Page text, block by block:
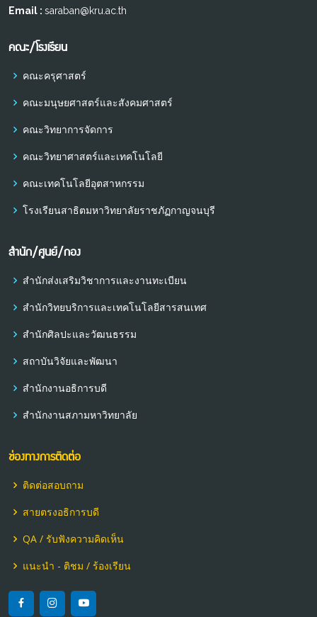
Email : saraban@kru.ac.th
คณะ/โรงเรียน
คณะครุศาสตร์
คณะมนุษยศาสตร์และสังคมศาสตร์
คณะวิทยาการจัดการ
คณะวิทยาศาสตร์และเทคโนโลยี
คณะเทคโนโลยีอุตสาหกรรม
โรงเรียนสาธิตมหาวิทยาลัยราชภัฏกาญจนบุรี
สำนัก/ศูนย์/กอง
สำนักส่งเสริมวิชาการและงานทะเบียน
สำนักวิทยบริการและเทคโนโลยีสารสนเทศ
สำนักศิลปะและวัฒนธรรม
สถาบันวิจัยและพัฒนา
สำนักงานอธิการบดี
สำนักงานสภามหาวิทยาลัย
ช่องทางการติดต่อ
ติดต่อสอบถาม
สายตรงอธิการบดี
QA / รับฟังความคิดเห็น
แนะนำ - ติชม / ร้องเรียน